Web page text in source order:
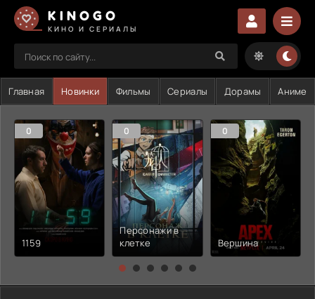
KINOGO
КИНО И СЕРИАЛЫ
Главная Новинки Фильмы Сериалы Дорамы Аниме
0
1159
0
Персонажи в
клетке
0
Вершина